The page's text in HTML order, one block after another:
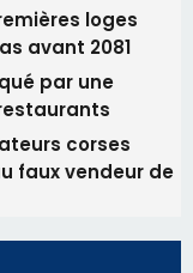
loges
avant 2081
par une
corses
faux vendeur de